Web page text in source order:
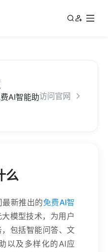
AI智能助访问官网
么
新推出的免费AI智
模型技术，为用户
包括智能问答、文
以及多样化的AI应